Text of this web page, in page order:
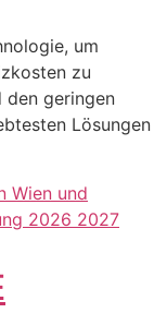
um
zu
den geringen
Lösungen